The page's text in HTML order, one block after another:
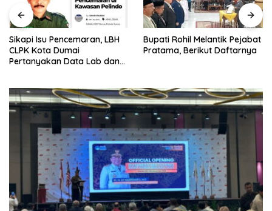
Sikapi Isu Pencemaran, LBH
CLPK Kota Dumai
Pertanyakan Data Lab dan
Bupati Rohil Melantik Pejabat
Pratama, Berikut Daftarnya